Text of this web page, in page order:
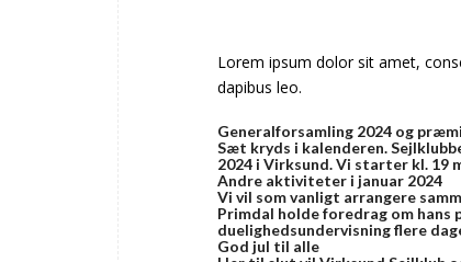
Lorem ipsum dolor sit amet,
dapibus leo.
Generalforsamling 2024 og
Sæt kryds i kalenderen.
2024 i Virksund. Vi starter kl. 19
Andre aktiviteter i januar 2024
Vi vil som vanligt arrangere
Primdal holde foredrag om hans
duelighedsundervisning flere
God jul til alle